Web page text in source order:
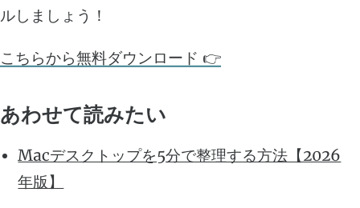
ルしましょう！
こちらから無料ダウンロード 👉
あわせて読みたい
Macデスクトップを5分で整理する方法【2026
年版】